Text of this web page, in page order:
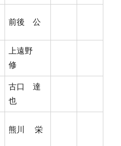
前後 公
上遠野
修
古口 達
也
熊川 栄